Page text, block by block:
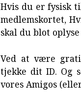
Hvis du er fysisk
medlemskortet,
skal du blot
Ved at være
tjekke dit ID. Og
vores Amigos